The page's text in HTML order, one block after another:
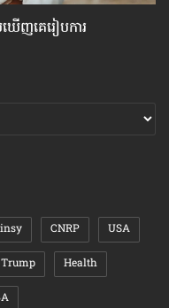
ញ​គេ​រៀបការ
CNRP USA
Health